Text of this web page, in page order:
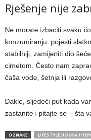
Rješenje nije
Ne morate izbaciti svaku
konzumiranju: pojesti
stabilniji, zamijeniti dio
cimetom. Često nam
čaša vode, šetnja ili
Dakle, sljedeći put kada
zastanite i pitajte se – šta
OZNAKE LIFESTYLE BOSNA I